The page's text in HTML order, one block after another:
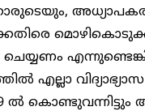
ചെയ്യണം
എല്ലാ വിദ്യാഭ്യാസ
കൊണ്ടുവന്നിട്ടും